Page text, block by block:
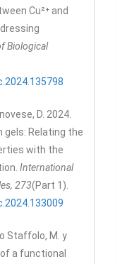
Cu²⁺ and
Biological
D. 2024.
gels: Relating the
with the
International
273(Part 1).
Staffolo, M. y
a functional